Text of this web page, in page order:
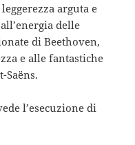
arguta e
delle
di Beethoven,
e alle fantastiche
Saëns.
l’esecuzione di